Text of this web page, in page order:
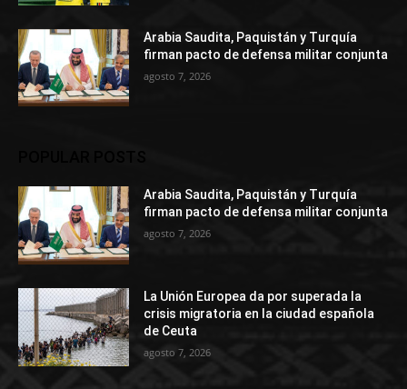
Arabia Saudita, Paquistán y Turquía
firman pacto de defensa militar conjunta
agosto 7, 2026
Arabia Saudita, Paquistán y Turquía
firman pacto de defensa militar conjunta
agosto 7, 2026
La Unión Europea da por superada la
crisis migratoria en la ciudad española
de Ceuta
agosto 7, 2026